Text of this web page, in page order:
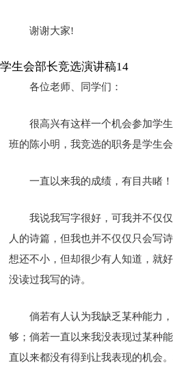
谢谢大家!
学生会部长竞选演讲稿14
各位老师、同学们：
很高兴有这样一个机会参加学
班的陈小明，我竞选的职务是学生
一直以来我的成绩，有目共睹！
我说我写字很好，可我并不仅
人的诗篇，但我也并不仅仅只会写
想还不小，但却很少有人知道，就
没读过我写的诗。
倘若有人认为我缺乏某种能力
够；倘若一直以来我没表现过某种
直以来都没有得到让我表现的机会